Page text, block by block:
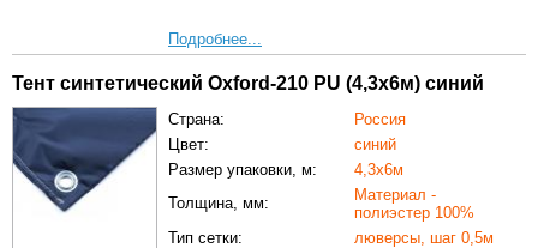
Подробнее...
Тент синтетический Oxford-210 PU (4,3х6м) синий
Страна:
Россия
Цвет:
синий
Размер упаковки, м:
4,3х6м
Толщина, мм:
Материал -
полиэстер 100%
Тип сетки:
люверсы, шаг 0,5м